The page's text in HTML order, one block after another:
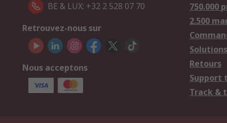
BE & LUX: +32 2 528 07 70
Retrouvez-nous sur
Nous acceptons
750.000
2.500
Retours
Support
Track &